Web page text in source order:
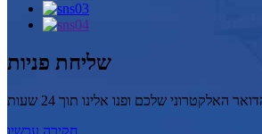
שליחת פניות
חקירה עכשיו